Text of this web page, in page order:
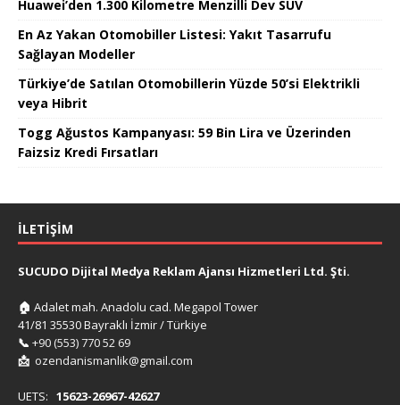
Huawei’den 1.300 Kilometre Menzilli Dev SUV
En Az Yakan Otomobiller Listesi: Yakıt Tasarrufu
Sağlayan Modeller
Türkiye’de Satılan Otomobillerin Yüzde 50’si Elektrikli
veya Hibrit
Togg Ağustos Kampanyası: 59 Bin Lira ve Üzerinden
Faizsiz Kredi Fırsatları
İLETIŞIM
SUCUDO Dijital Medya Reklam Ajansı Hizmetleri Ltd. Şti.
🏠 Adalet mah. Anadolu cad. Megapol Tower
41/81 35530 Bayraklı İzmir / Türkiye
📞 +90 (553) 770 52 69
📩 ozendanismanlik@gmail.com
UETS: 15623-26967-42627